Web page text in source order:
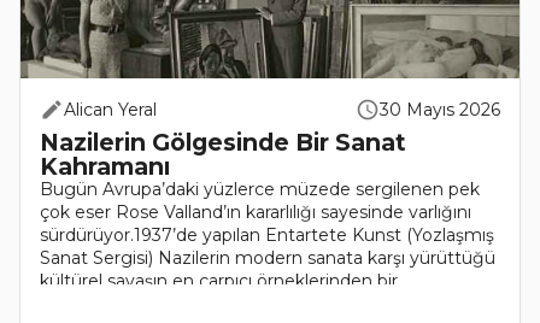
Alican Yeral 30 Mayıs 2026
Nazilerin Gölgesinde Bir Sanat
Kahramanı
Bugün Avrupa’daki yüzlerce müzede sergilenen pek
çok eser Rose Valland’ın kararlılığı sayesinde varlığını
sürdürüyor.1937’de yapılan Entartete Kunst (Yozlaşmış
Sanat Sergisi) Nazilerin modern sanata karşı yürüttüğü
kültürel savaşın en çarpıcı örneklerinden bir..